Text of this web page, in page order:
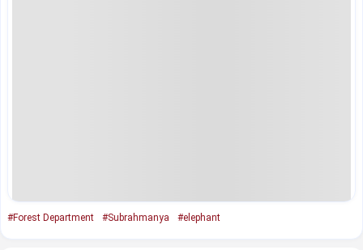
#Forest Department #Subrahmanya #elephant